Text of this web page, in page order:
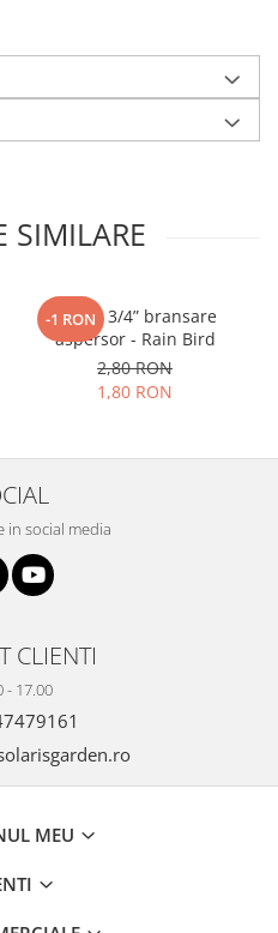
SIMILARE
-1 RON
Cot FE 3/4” bransare
aspersor - Rain Bird
2,80 RON
1,80 RON
in social media
CLIENTI
- 17.00
MEU